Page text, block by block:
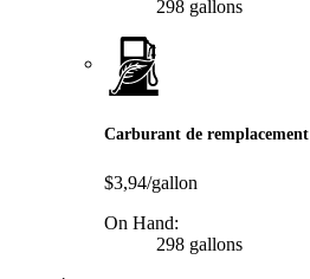
298 gallons
Carburant de remplacement
$3,94/gallon
On Hand:
298 gallons